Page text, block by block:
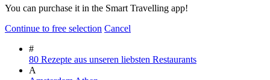
You can purchase it in the Smart Travelling app!
Continue to free selection Cancel
#
80 Rezepte aus unseren liebsten Restaurants
A